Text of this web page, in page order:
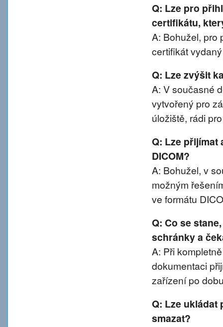
Q: Lze pro
certifikátu,
A: Bohužel, pro
certifikát
Q: Lze zvýšit
A: V současné
vytvořený pro
úložiště, rádi
Q: Lze přijímat
DICOM?
A: Bohužel, v
možným
ve formátu
Q: Co se
schránky a
A: Při
dokumentaci
zařízení po
Q: Lze
smazat?